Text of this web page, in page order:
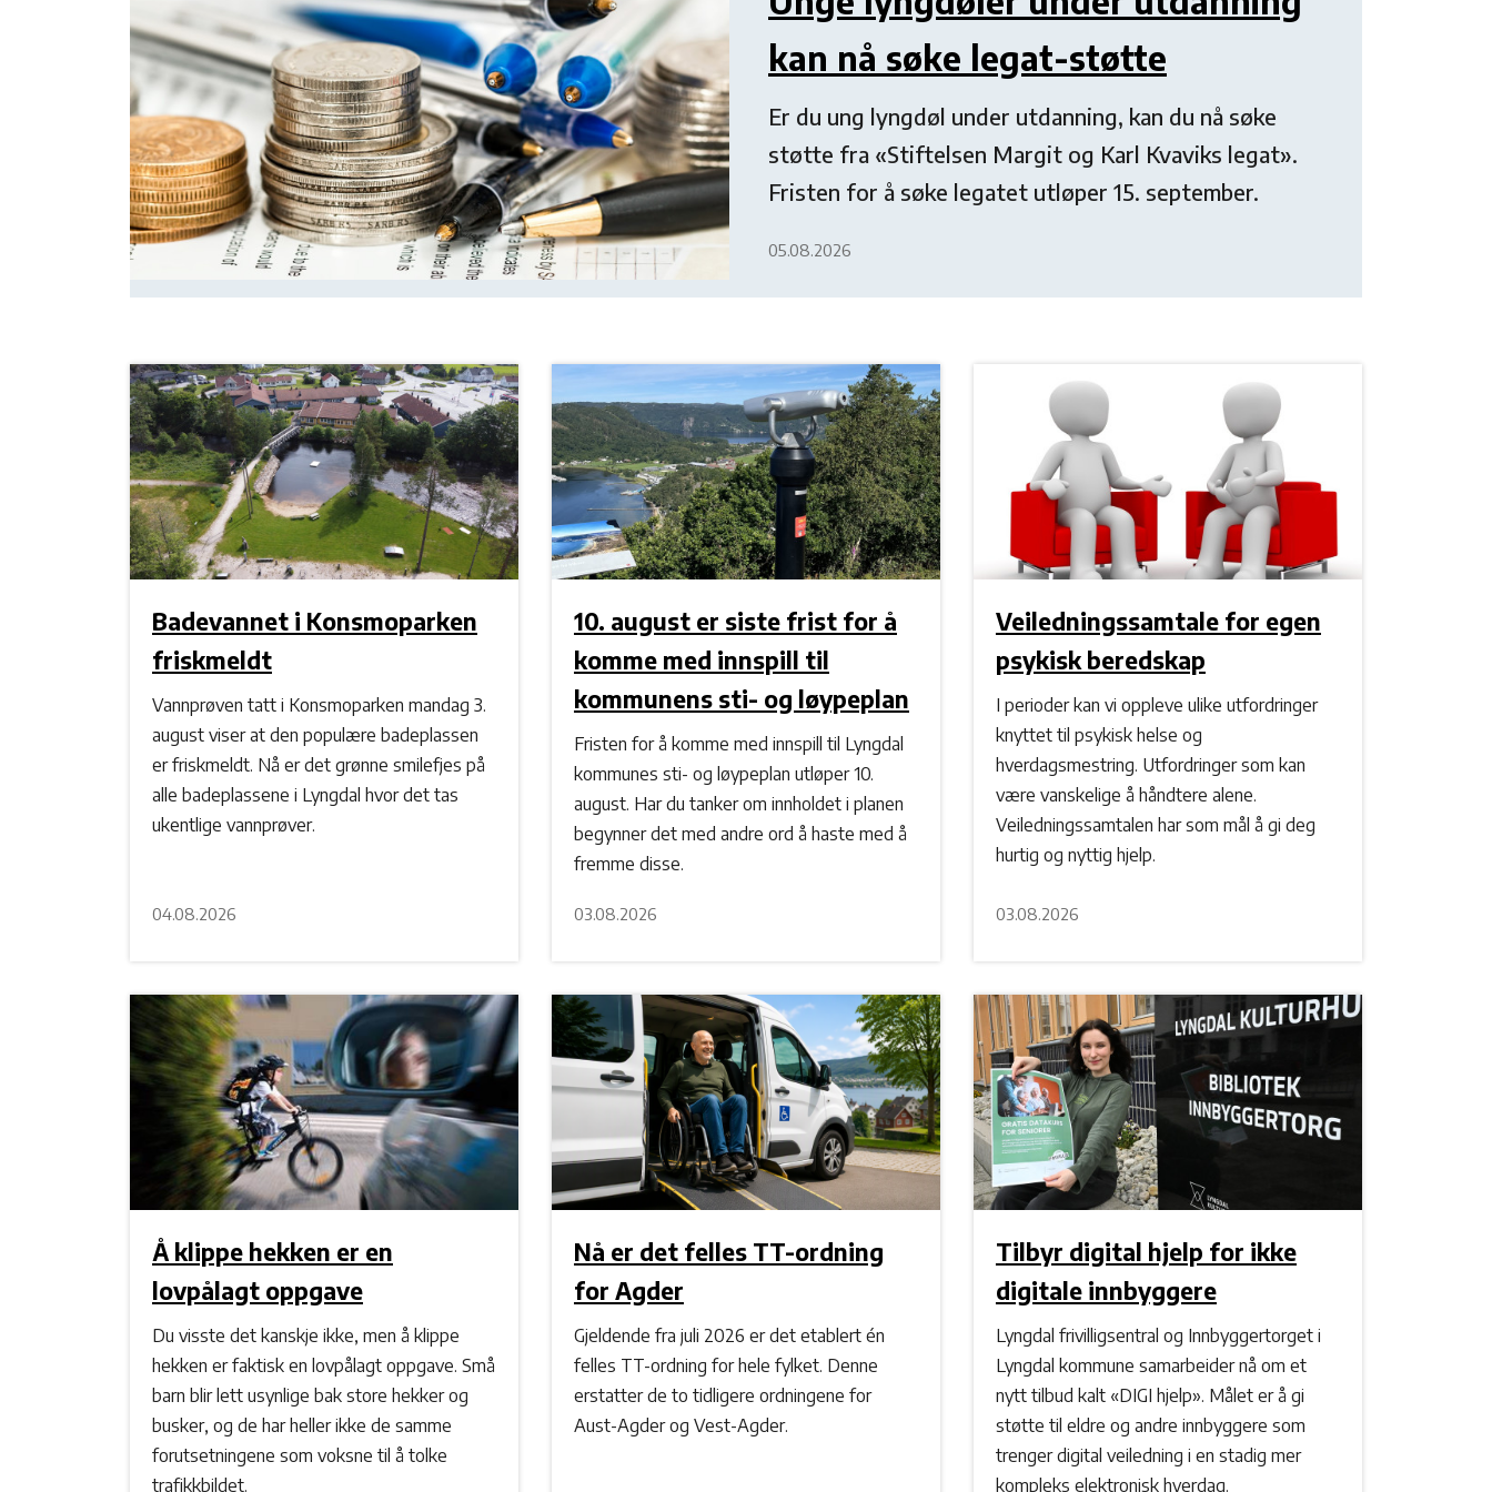
kan nå søke legat-støtte
Er du ung lyngdøl under utdanning, kan du nå søke
støtte fra «Stiftelsen Margit og Karl Kvaviks legat».
Fristen for å søke legatet utløper 15. september.
05.08.2026
Badevannet i Konsmoparken
friskmeldt
Vannprøven tatt i Konsmoparken mandag 3.
august viser at den populære badeplassen
er friskmeldt. Nå er det grønne smilefjes på
alle badeplassene i Lyngdal hvor det tas
ukentlige vannprøver.
04.08.2026
10. august er siste frist for å
komme med innspill til
kommunens sti- og løypeplan
Fristen for å komme med innspill til Lyngdal
kommunes sti- og løypeplan utløper 10.
august. Har du tanker om innholdet i planen
begynner det med andre ord å haste med å
fremme disse.
03.08.2026
Veiledningssamtale for egen
psykisk beredskap
I perioder kan vi oppleve ulike utfordringer
knyttet til psykisk helse og
hverdagsmestring. Utfordringer som kan
være vanskelige å håndtere alene.
Veiledningssamtalen har som mål å gi deg
hurtig og nyttig hjelp.
03.08.2026
Å klippe hekken er en
lovpålagt oppgave
Du visste det kanskje ikke, men å klippe
hekken er faktisk en lovpålagt oppgave. Små
barn blir lett usynlige bak store hekker og
busker, og de har heller ikke de samme
forutsetningene som voksne til å tolke
trafikkbildet.
Nå er det felles TT-ordning
for Agder
Gjeldende fra juli 2026 er det etablert én
felles TT-ordning for hele fylket. Denne
erstatter de to tidligere ordningene for
Aust-Agder og Vest-Agder.
Tilbyr digital hjelp for ikke
digitale innbyggere
Lyngdal frivilligsentral og Innbyggertorget i
Lyngdal kommune samarbeider nå om et
nytt tilbud kalt «DIGI hjelp». Målet er å gi
støtte til eldre og andre innbyggere som
trenger digital veiledning i en stadig mer
kompleks elektronisk hverdag.